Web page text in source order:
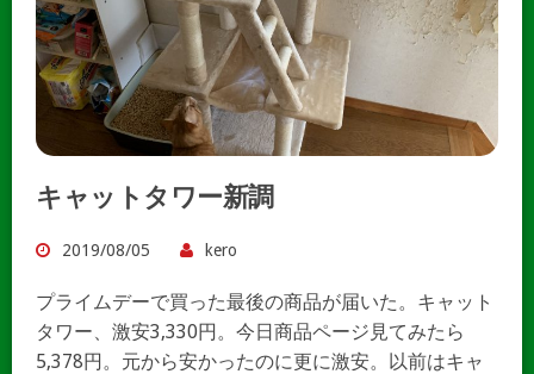
キャットタワー新調
2019/08/05 kero
プライムデーで買った最後の商品が届いた。キャット
タワー、激安3,330円。今日商品ページ見てみたら
5,378円。元から安かったのに更に激安。以前はキャ